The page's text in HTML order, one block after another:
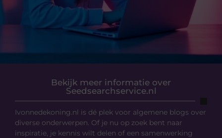
Bekijk meer informatie over
Seedsearchservice.nl
Ivonnedekoning.nl is dé plek voor algemene blogs over
diverse onderwerpen. Of je nu op zoek bent naar
inspiratie, je kennis wilt delen of een samenwerking